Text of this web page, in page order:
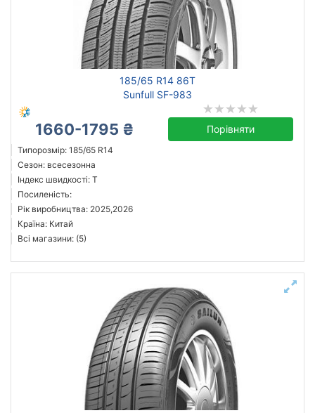
185/65 R14 86T
Sunfull SF-983
1660-1795 ₴ Порівняти
Типорозмір: 185/65 R14
Сезон: всесезонна
Індекс швидкості: T
Посиленість:
Рік виробництва: 2025,2026
Країна: Китай
Всі магазини: (5)